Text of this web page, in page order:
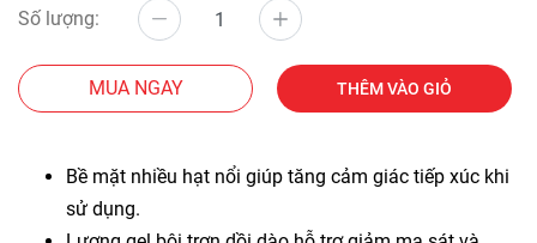
Số lượng:
MUA NGAY THÊM VÀO GIỎ
Bề mặt nhiều hạt nổi giúp tăng cảm giác tiếp xúc khi
sử dụng.